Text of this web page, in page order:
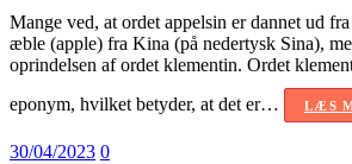
Mange ved, at ordet appelsin er dannet ud
æble (apple) fra Kina (på nedertysk Sina),
oprindelsen af ordet klementin. Ordet
eponym, hvilket betyder, at det er…
LÆS
30/04/2023 0